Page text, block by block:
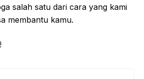
salah satu dari cara yang kami
membantu kamu.